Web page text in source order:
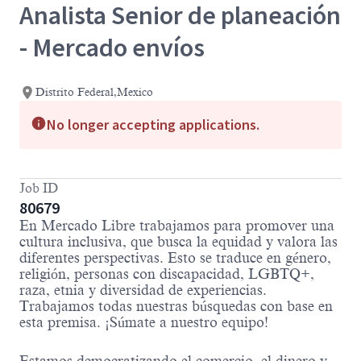
Analista Senior de planeación
- Mercado envíos
Distrito Federal,Mexico
No longer accepting applications.
Job ID
80679
En Mercado Libre trabajamos para promover una
cultura inclusiva, que busca la equidad y valora las
diferentes perspectivas. Esto se traduce en género,
religión, personas con discapacidad, LGBTQ+,
raza, etnia y diversidad de experiencias.
Trabajamos todas nuestras búsquedas con base en
esta premisa. ¡Súmate a nuestro equipo!